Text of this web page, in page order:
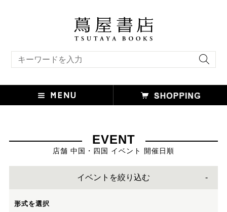
EVENT
店舗 中国・四国 イベント 開催日順
イベントを絞り込む
形式を選択